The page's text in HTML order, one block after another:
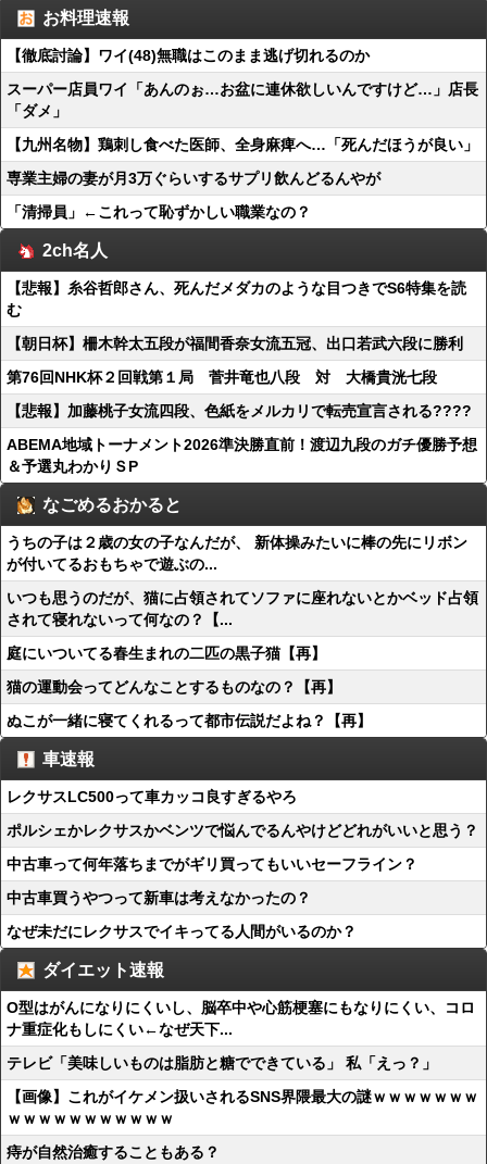
お料理速報
【徹底討論】ワイ(48)無職はこのまま逃げ切れるのか
スーパー店員ワイ「あんのぉ…お盆に連休欲しいんですけど…」店長
「ダメ」
【九州名物】鶏刺し食べた医師、全身麻痺へ…「死んだほうが良い」
専業主婦の妻が月3万ぐらいするサプリ飲んどるんやが
「清掃員」←これって恥ずかしい職業なの？
2ch名人
【悲報】糸谷哲郎さん、死んだメダカのような目つきでS6特集を読
む
【朝日杯】柵木幹太五段が福間香奈女流五冠、出口若武六段に勝利
第76回NHK杯２回戦第１局 菅井竜也八段 対 大橋貴洸七段
【悲報】加藤桃子女流四段、色紙をメルカリで転売宣言される????
ABEMA地域トーナメント2026準決勝直前！渡辺九段のガチ優勝予想
＆予選丸わかりＳP
なごめるおかると
うちの子は２歳の女の子なんだが、 新体操みたいに棒の先にリボン
が付いてるおもちゃで遊ぶの...
いつも思うのだが、猫に占領されてソファに座れないとかベッド占領
されて寝れないって何なの？【...
庭にいついてる春生まれの二匹の黒子猫【再】
猫の運動会ってどんなことするものなの？【再】
ぬこが一緒に寝てくれるって都市伝説だよね？【再】
車速報
レクサスLC500って車カッコ良すぎるやろ
ポルシェかレクサスかベンツで悩んでるんやけどどれがいいと思う？
中古車って何年落ちまでがギリ買ってもいいセーフライン？
中古車買うやつって新車は考えなかったの？
なぜ未だにレクサスでイキってる人間がいるのか？
ダイエット速報
O型はがんになりにくいし、脳卒中や心筋梗塞にもなりにくい、コロ
ナ重症化もしにくい←なぜ天下...
テレビ「美味しいものは脂肪と糖でできている」 私「えっ？」
【画像】これがイケメン扱いされるSNS界隈最大の謎ｗｗｗｗｗｗｗ
ｗｗｗｗｗｗｗｗｗｗｗ
痔が自然治癒することもある？